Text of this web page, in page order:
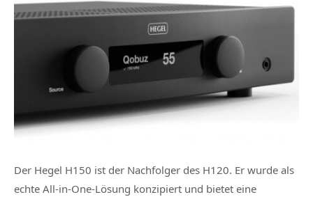
Der Hegel H150 ist der Nachfolger des H120. Er wurde als
echte All-in-One-Lösung konzipiert und bietet eine